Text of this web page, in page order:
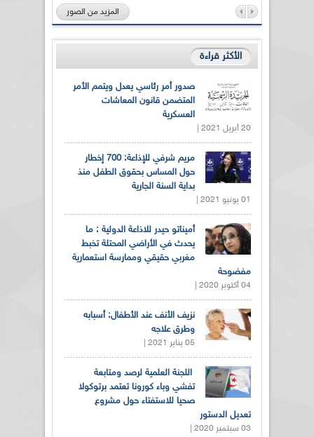
المزيد من الصور
الأكثر قراءة
صدور أمر رئاسي يعدل ويتمم الأمر
المتضمن قانون المعاشات
العسكرية
20 أبريل 2021 |
مريم شرفي للإذاعة: 700 إخطار
حول المساس بحقوق الطفل منذ
بداية السنة الجارية
01 يونيو 2021 |
أميناتو حيدر للاذاعة الدولية : ما
يحدث في الأراضي المحتلة تخبط
مغربي حقيقي وممارسة استعمارية
مفضوحة
04 أكتوبر 2020 |
نزيف الأنف عند الأطفال: أسبابه
وطرق علاجه
05 يناير 2021 |
اللجنة العلمية لرصد ومتابعة
تفشي وباء كورونا تعتمد برتوكولا
صحيا للاستفتاء حول مشروع
تعديل الدستور
03 سبتمبر 2020 |